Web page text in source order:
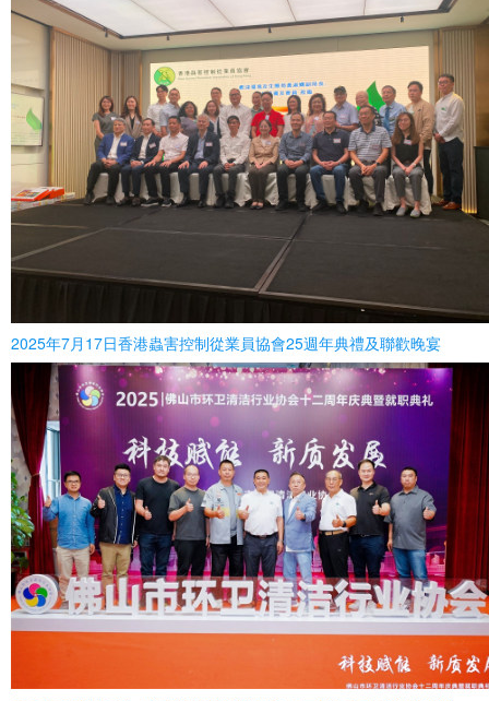
2025年7月17日香港蟲害控制從業員協會25週年典禮及聯歡晚宴